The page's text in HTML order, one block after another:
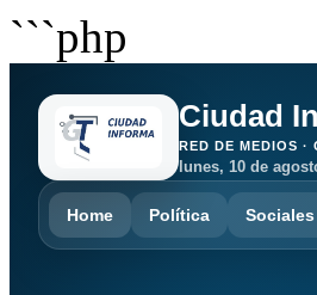
```php
Ciudad
RED DE MEDIOS ·
lunes, 10 de
Home Política Sociales